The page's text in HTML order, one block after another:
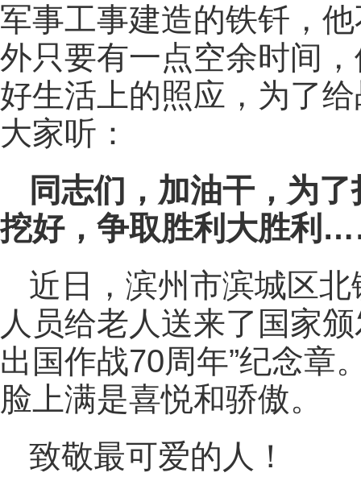
军事工事建造的铁钎，
外只要有一点空余时间
好生活上的照应，为了
大家听：
同志们，加油干，为
挖好，争取胜利大胜利
近日，滨州市滨城区
人员给老人送来了国家
出国作战70周年”纪念章
脸上满是喜悦和骄傲。
致敬最可爱的人！